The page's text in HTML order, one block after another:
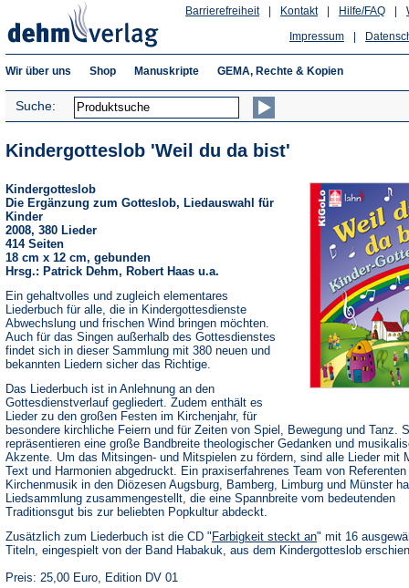
Hilfe/FAQ
Kontakt
Barrierefreiheit
Impressum
Wir über uns Shop Manuskripte GEMA, Rechte & Kopien
Suche:
Kindergotteslob 'Weil du da bist'
Kindergotteslob
Die Ergänzung zum Gotteslob, Liedauswahl für
Kinder
2008, 380 Lieder
414 Seiten
18 cm x 12 cm, gebunden
Hrsg.: Patrick Dehm, Robert Haas u.a.
Ein gehaltvolles und zugleich elementares
Liederbuch für alle, die in Kindergottesdienste
Abwechslung und frischen Wind bringen möchten.
Auch für das Singen außerhalb des Gottesdienstes
findet sich in dieser Sammlung mit 380 neuen und
bekannten Liedern sicher das Richtige.
Das Liederbuch ist in Anlehnung an den
Gottesdienstverlauf gegliedert. Zudem enthält es
Lieder zu den großen Festen im Kirchenjahr, für
besondere kirchliche Feiern und für Zeiten von Spiel, Bewegung und Tanz.
repräsentieren eine große Bandbreite theologischer Gedanken und
Akzente. Um das Mitsingen- und Mitspielen zu fördern, sind alle Lieder mit
Text und Harmonien abgedruckt. Ein praxiserfahrenes Team von Referenten
Kirchenmusik in den Diözesen Augsburg, Bamberg, Limburg und Münster
Liedsammlung zusammengestellt, die eine Spannbreite vom bedeutenden
Traditionsgut bis zur beliebten Popkultur abdeckt.
Zusätzlich zum Liederbuch ist die CD " Farbigkeit steckt an" mit 16
Titeln, eingespielt von der Band Habakuk, aus dem Kindergotteslob
Preis: 25,00 Euro, Edition DV 01